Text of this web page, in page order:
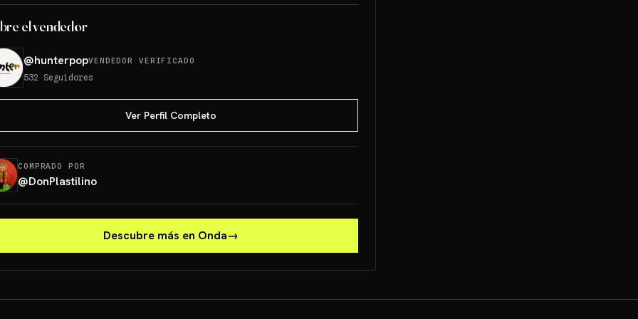
el vendedor
@hunterpopVENDEDOR VERIFICADO
532 Seguidores
Ver Perfil Completo
COMPRADO POR
@DonPlastilino
Descubre más en Onda→